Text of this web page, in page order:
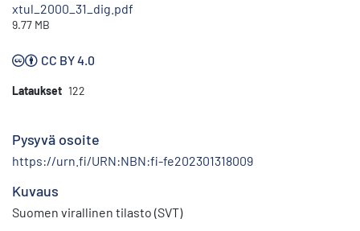
xtul_2000_31_dig.pdf
9.77 MB
CC BY 4.0
Lataukset 122
Pysyvä osoite
https://urn.fi/URN:NBN:fi-fe202301318009
Kuvaus
Suomen virallinen tilasto (SVT)